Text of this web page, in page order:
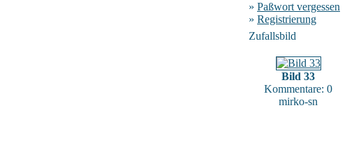
» Paßwort vergessen
» Registrierung
Zufallsbild
Bild 33
Kommentare: 0
mirko-sn